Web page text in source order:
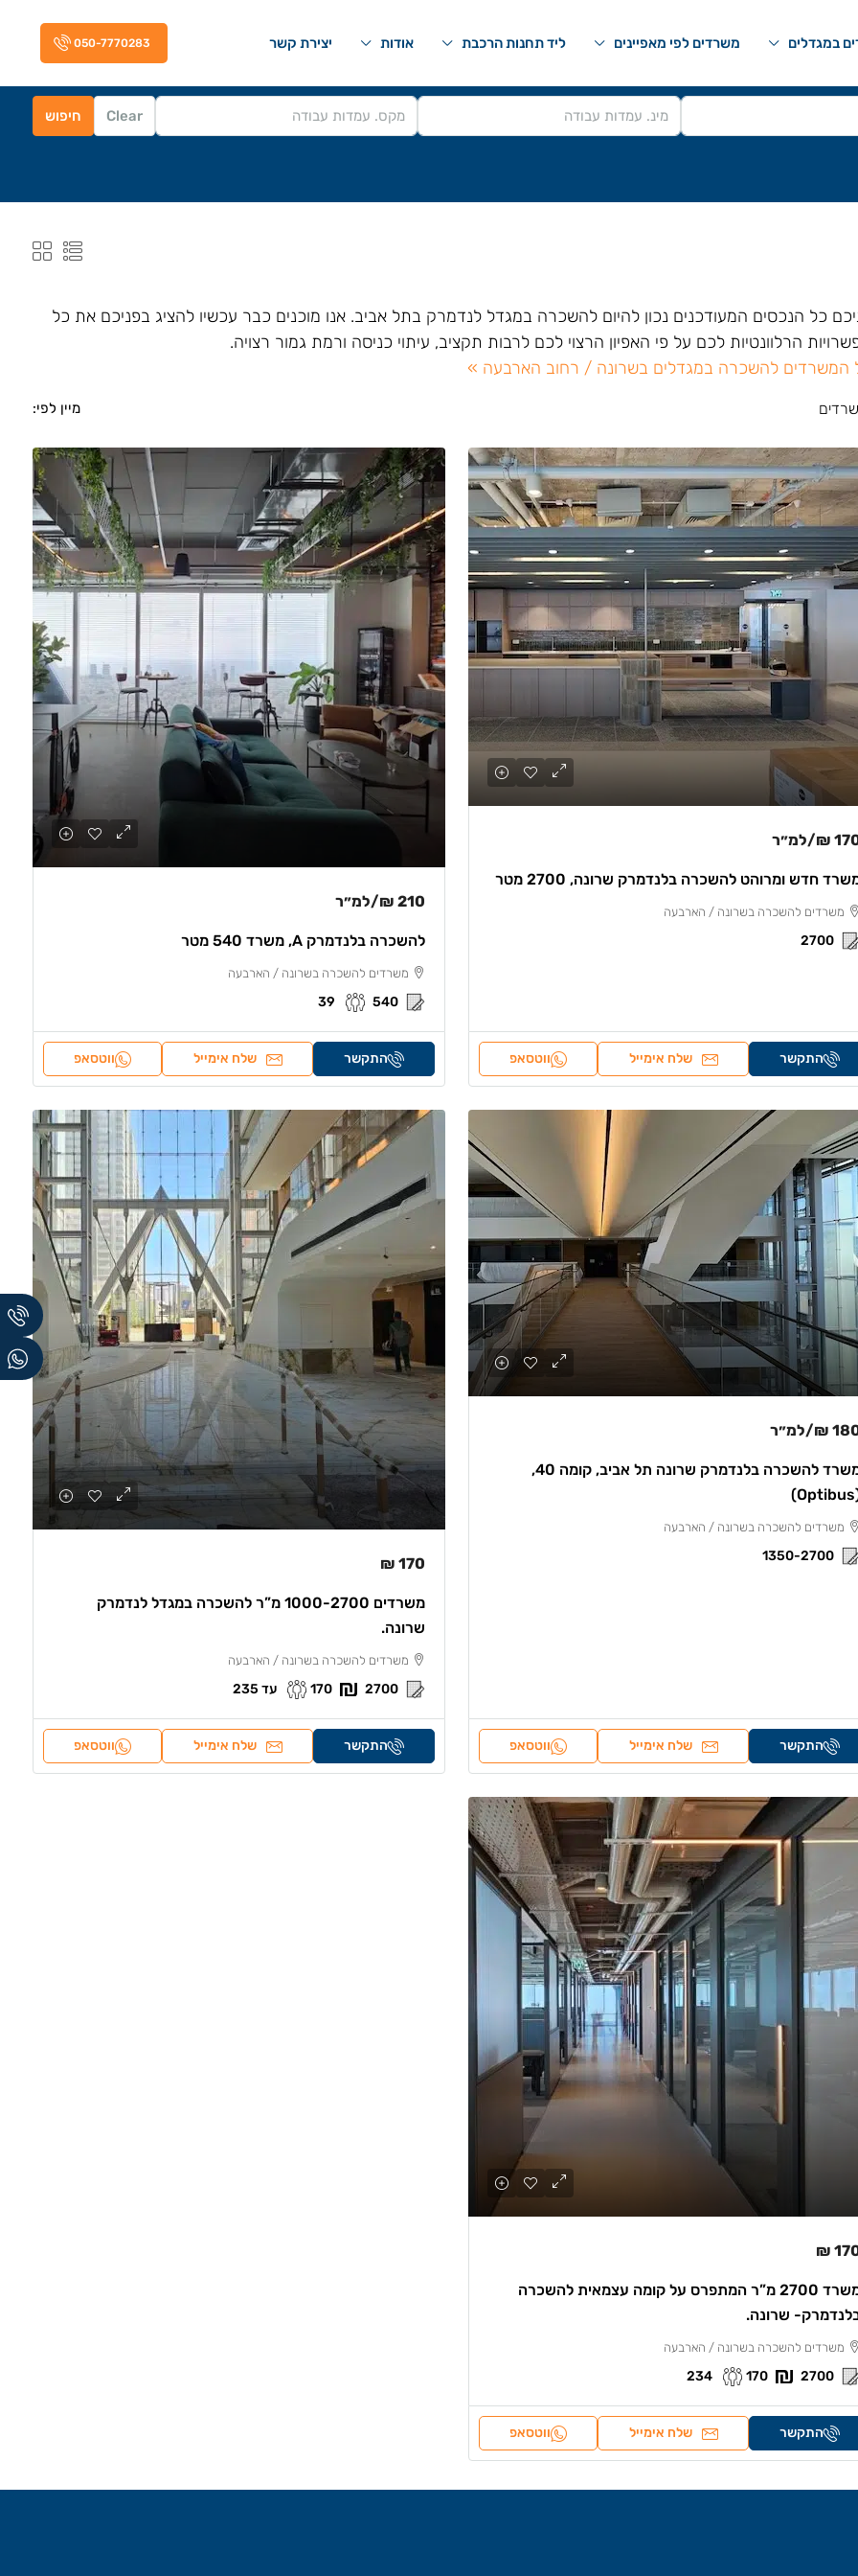
במגדלים משרדים לפי מאפיינים ליד תחנות הרכבת אודות יצירת קשר 050-7770283
Clear חיפוש
כל הנכסים המעודכנים נכון להיום להשכרה במגדל לנדמרק בתל אביב. אנו מוכנים כבר עכשיו להציג בפניכם את כל
הרלוונטיות לכם על פי האפיון הרצוי לכם לרבות תקציב, עיתוי כניסה ורמת גמור רצויה.
המשרדים להשכרה במגדלים בשרונה / רחוב הארבעה »
מיין לפי:
170 /למ״ר
חדש ומרוהט להשכרה בלנדמרק שרונה, 2700 מטר
משרדים להשכרה בשרונה / הארבעה
2700
התקשר שלח אימייל ווטסאפ
210 ₪ /למ״ר
להשכרה בלנדמרק A, משרד 540 מטר
משרדים להשכרה בשרונה / הארבעה
540
39
התקשר שלח אימייל ווטסאפ
180 /למ״ר
משרד להשכרה בלנדמרק שרונה תל אביב, קומה 40,
משרדים להשכרה בשרונה / הארבעה
1350-2700
התקשר שלח אימייל ווטסאפ
170 ₪
משרדים 1000-2700 מ”ר להשכרה במגדל לנדמרק
שרונה.
משרדים להשכרה בשרונה / הארבעה
2700
170 עד 235
התקשר שלח אימייל ווטסאפ
170
משרד 2700 מ”ר המתפרס על קומה עצמאית להשכרה
שרונה.
משרדים להשכרה בשרונה / הארבעה
2700
170
234
התקשר שלח אימייל ווטסאפ